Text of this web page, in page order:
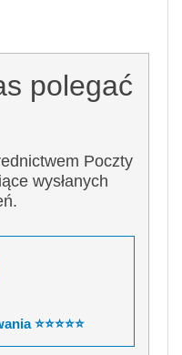
polegać
Poczty
wysłanych
⭐⭐⭐⭐⭐